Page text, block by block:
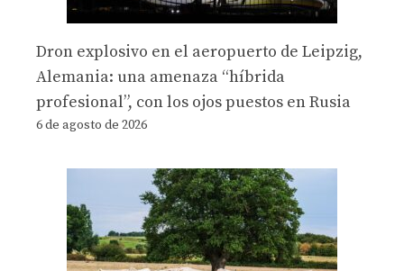
Dron explosivo en el aeropuerto de Leipzig,
Alemania: una amenaza “híbrida
profesional”, con los ojos puestos en Rusia
6 de agosto de 2026